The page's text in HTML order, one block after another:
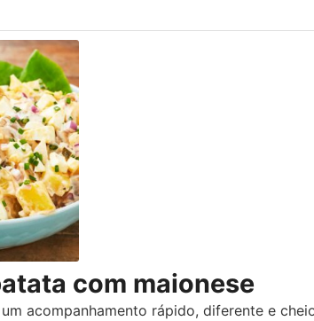
com maionese
acompanhamento rápido, diferente e